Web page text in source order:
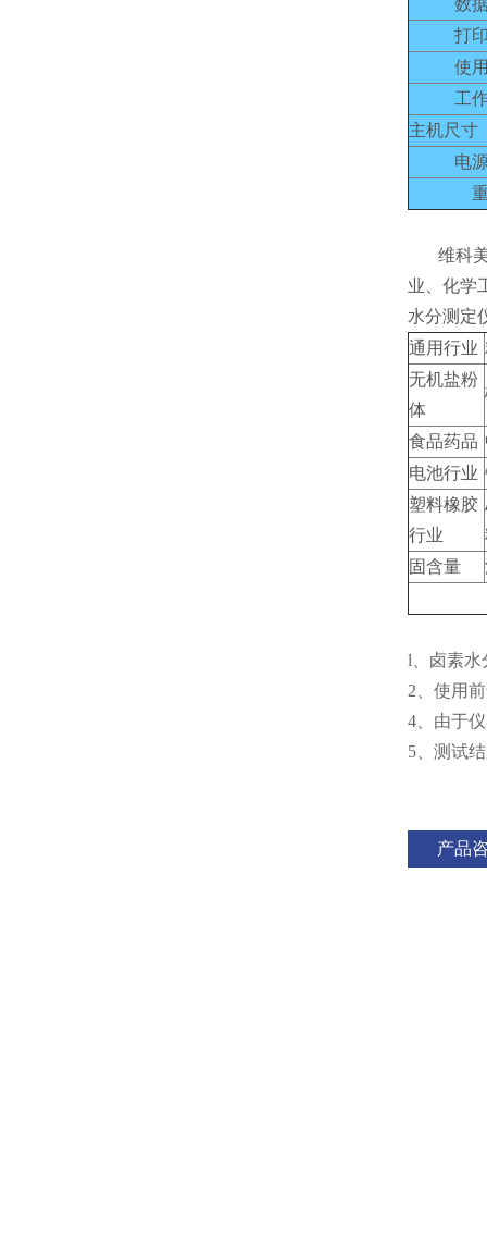
数
打
使
工
主机尺寸
电
维科
业、化学
水分测定
通用行业
无机盐粉
体
食品药品
电池行业
塑料橡胶
行业
固含量
l、卤素水
2、使用
4、由于
5、测试
产品